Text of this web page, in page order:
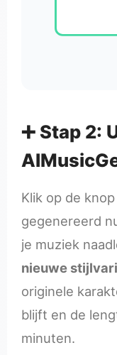
➕ Stap 2:
Klik op de
gegenereerd
je muziek
nieuwe
originele
blijft en de
minuten.